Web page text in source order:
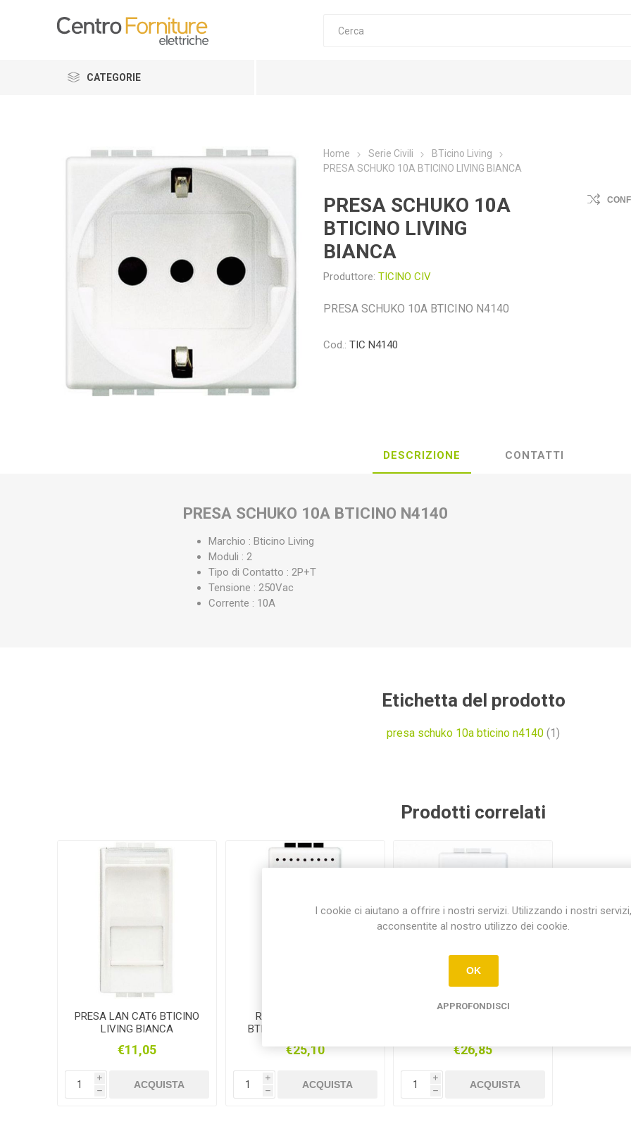
CATEGORIE
Home Serie Civili
BTicino Living
PRESA SCHUKO 10A BTICINO LIVING BIANCA
PRESA SCHUKO 10A
BTICINO LIVING
BIANCA
Produttore: TICINO CIV
PRESA SCHUKO 10A BTICINO N4140
Cod.: TIC N4140
DESCRIZIONE CONTATTI
PRESA SCHUKO 10A BTICINO N4140
Marchio : Bticino Living
Moduli : 2
Tipo di Contatto : 2P+T
Tensione : 250Vac
Corrente : 10A
Etichetta del prodotto
presa schuko 10a bticino n4140 (1)
Prodotti correlati
PRESA LAN CAT6 BTICINO
LIVING BIANCA
€11,05
i
h
ACQUISTA
RONZATORE 230VAC
BTICINO LIVING BIANCA
€25,10
i
h
ACQUISTA
€26,85
i
h
ACQUISTA
I cookie ci aiutano a offrire i nostri servizi. Utilizzando i nostri servizi,
acconsentite al nostro utilizzo dei cookie.
OK
APPROFONDISCI